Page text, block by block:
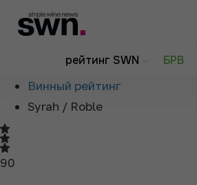
рейтинг SWN БРВ
О рейтинге
Винный рейтинг
Syrah / Roble
90